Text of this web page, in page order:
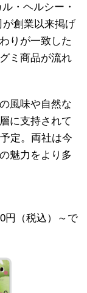
・ヘルシー・
が創業以来掲げ
りが一致した
ミ商品が流れ
風味や自然な
に支持されて
定。両社は今
魅力をより多
円（税込）～で